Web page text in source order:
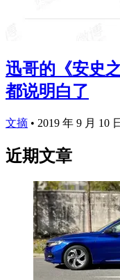
迅哥的《安史
都说明白了
文摘 • 2019 年 9 月 10 日
近期文章